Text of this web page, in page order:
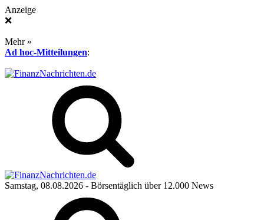
Anzeige
❌
Mehr »
Ad hoc-Mitteilungen:
Samstag, 08.08.2026 - Börsentäglich über 12.000 News